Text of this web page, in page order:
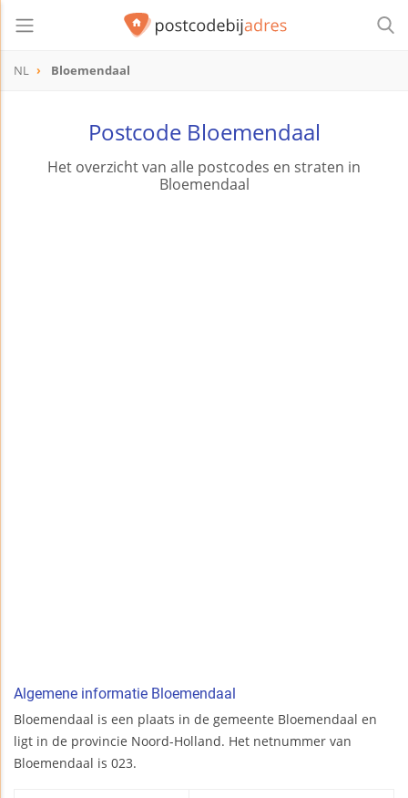
NL Bloemendaal
Postcode Bloemendaal
Het overzicht van alle postcodes en straten in
Bloemendaal
Algemene informatie Bloemendaal
Bloemendaal is een plaats in de gemeente Bloemendaal en
ligt in de provincie Noord-Holland. Het netnummer van
Bloemendaal is 023.